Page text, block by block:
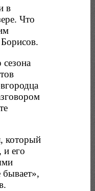
в
Что
который
и его